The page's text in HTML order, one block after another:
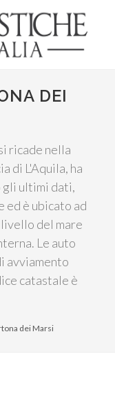
DEI
ricade nella
di L'Aquila, ha
gli ultimi dati,
ed è ubicato ad
del mare
Le auto
avviamento
catastale è
dei Marsi